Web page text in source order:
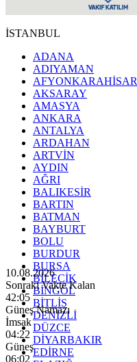
İSTANBUL
ADANA
ADIYAMAN
AFYONKARAHİSAR
AKSARAY
AMASYA
ANKARA
ANTALYA
ARDAHAN
ARTVİN
AYDIN
AĞRI
BALIKESİR
BARTIN
BATMAN
BAYBURT
BOLU
BURDUR
BURSA
BİLECİK
BİNGÖL
BİTLİS
DENİZLİ
DÜZCE
DİYARBAKIR
EDİRNE
10.08.2026
Sonraki Vakte Kalan
42:03
Güneş Namazı
İmsak
04:22
Güneş
06:02